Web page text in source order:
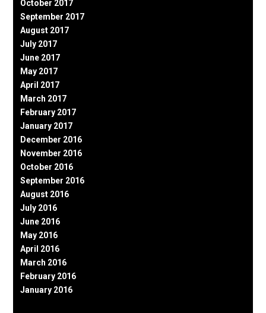
October 2017
September 2017
August 2017
July 2017
June 2017
May 2017
April 2017
March 2017
February 2017
January 2017
December 2016
November 2016
October 2016
September 2016
August 2016
July 2016
June 2016
May 2016
April 2016
March 2016
February 2016
January 2016